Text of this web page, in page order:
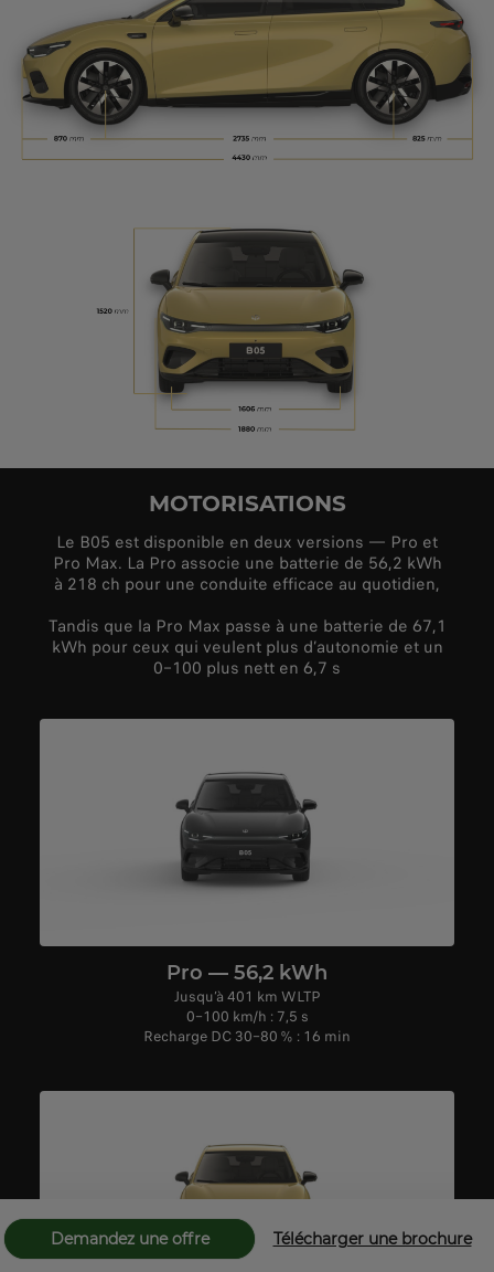
Demandez une offre Télécharger une brochure
MOTORISATIONS
Le B05 est disponible en deux versions — Pro et
Pro Max. La Pro associe une batterie de 56,2 kWh
à 218 ch pour une conduite efficace au quotidien,
Tandis que la Pro Max passe à une batterie de 67,1
kWh pour ceux qui veulent plus d’autonomie et un
0–100 plus nett en 6,7 s
Pro — 56,2 kWh
Jusqu’à 401 km WLTP
0–100 km/h : 7,5 s
Recharge DC 30–80 % : 16 min